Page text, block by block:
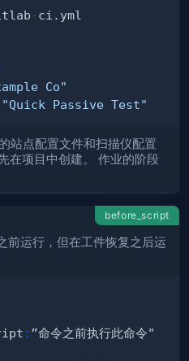
-
Co"
"Quick Passive Test"
站点配置文件和扫描仪配置
在项目中创建。 作业的阶段
before_script
前运行，但在工件恢复之后运
: